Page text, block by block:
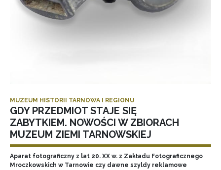
MUZEUM HISTORII TARNOWA I REGIONU
GDY PRZEDMIOT STAJE SIĘ
ZABYTKIEM. NOWOŚCI W ZBIORACH
MUZEUM ZIEMI TARNOWSKIEJ
Aparat fotograficzny z lat 20. XX w. z Zakładu Fotograficznego
Mroczkowskich w Tarnowie czy dawne szyldy reklamowe